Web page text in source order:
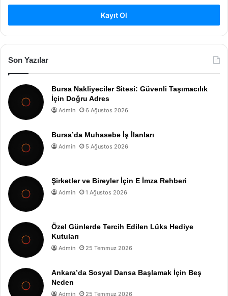
Kayıt Ol
Son Yazılar
Bursa Nakliyeciler Sitesi: Güvenli Taşımacılık
İçin Doğru Adres
Admin 6 Ağustos 2026
Bursa’da Muhasebe İş İlanları
Admin 5 Ağustos 2026
Şirketler ve Bireyler İçin E İmza Rehberi
Admin 1 Ağustos 2026
Özel Günlerde Tercih Edilen Lüks Hediye
Kutuları
Admin 25 Temmuz 2026
Ankara’da Sosyal Dansa Başlamak İçin Beş
Neden
Admin 25 Temmuz 2026